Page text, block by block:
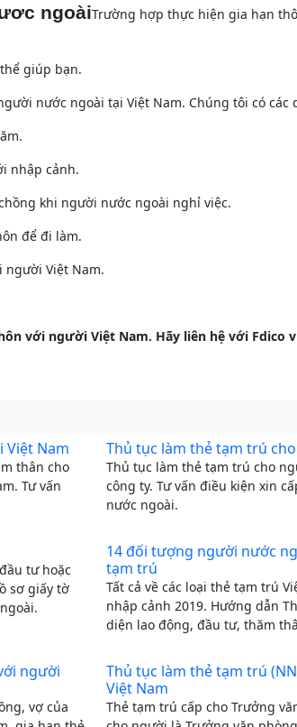
ngoàiTrường hợp thực hiện gia hạn
giúp bạn.
nước ngoài tại Việt Nam. Chúng tôi có
nhập cảnh.
khi người nước ngoài nghỉ việc.
để đi làm.
người Việt Nam.
với người Việt Nam. Hãy liên hệ với
Nam
thân cho
Tư vấn
Thủ tục làm thẻ tạm trú
Thủ tục làm thẻ tạm trú cho
công ty. Tư vấn điều kiện xin
nước ngoài.
tư hoặc
sơ giấy tờ
14 đối tượng người nước
tạm trú
Tất cả về các loại thẻ tạm trú
nhập cảnh 2019. Hướng dẫn
diện lao động, đầu tư, thăm
người
vợ của
Thủ tục làm thẻ tạm trú
Việt Nam
Thẻ tạm trú cấp cho Trưởng